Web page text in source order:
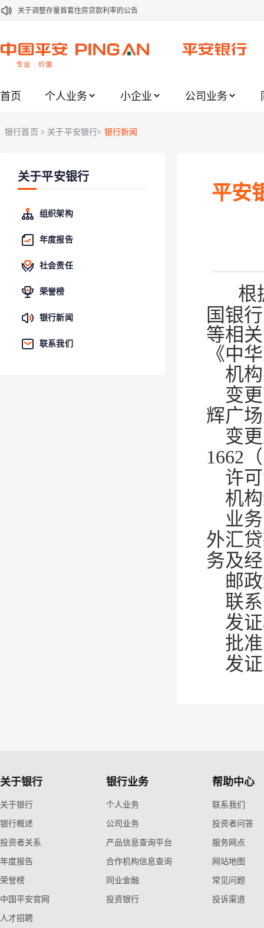
关于调整存量首套住房贷款利率的公告
关于修订《平安银行代理个人客户贵金属交易协议书》的公告
关于我行聚金宝交易软件升级更新的通知
关于2020年端午节期间上金所代理业务调整合约保证金比例和涨跌幅度限制的
关于加强代理贵金属业务风险防范的提示
首页 个人业务 小企业 公司业务
银行首页 > 关于平安银行> 银行新闻
关于平安银行
组织架构
年度报告
社会责任
荣誉榜
银行新闻
联系我们
平安
根
国银
等相
《中
机
变
辉广
变
1662
许
机
业
外汇
务及
邮
联
发
批
发
关于银行
关于银行
银行概述
投资者关系
年度报告
荣誉榜
中国平安官网
人才招聘
银行业务
个人业务
公司业务
产品信息查询平台
合作机构信息查询
同业金融
投资银行
帮助中心
联系我们
投资者问答
服务网点
网站地图
常见问题
投诉渠道